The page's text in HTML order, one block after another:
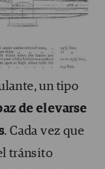
un tipo
de elevarse
. Cada vez que
tránsito